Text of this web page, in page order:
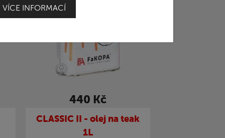
VÍCE INFORMACÍ
440 Kč
CLASSIC II - olej na teak
1L